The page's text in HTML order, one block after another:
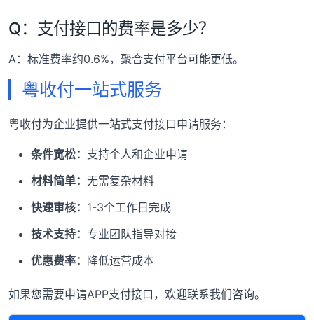
Q：支付接口的费率是多少？
A：标准费率约0.6%，聚合支付平台可能更低。
粤收付一站式服务
粤收付为企业提供一站式支付接口申请服务：
条件宽松： 支持个人和企业申请
材料简单： 无需复杂材料
快速审核： 1-3个工作日完成
技术支持： 专业团队指导对接
优惠费率： 降低运营成本
如果您需要申请APP支付接口，欢迎联系我们咨询。